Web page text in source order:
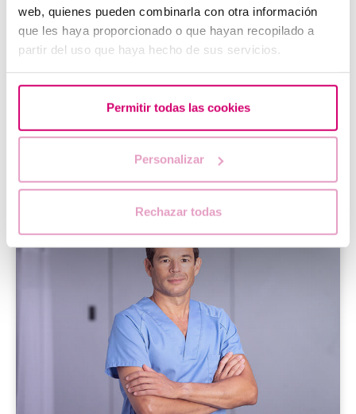
web, quienes pueden combinarla con otra información
que les haya proporcionado o que hayan recopilado a
partir del uso que haya hecho de sus servicios.
Permitir todas las cookies
Personalizar
Rechazar todas
Einrichtungen
sondern auch Wo. Barcelona IVF bietet Ihnen
Einrichtungen für höchste Ansprüche in einem
von Barcelona.